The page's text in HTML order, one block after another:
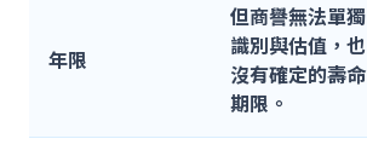
年限
但商譽無法單獨
識別與估值，也
沒有確定的壽命
期限。